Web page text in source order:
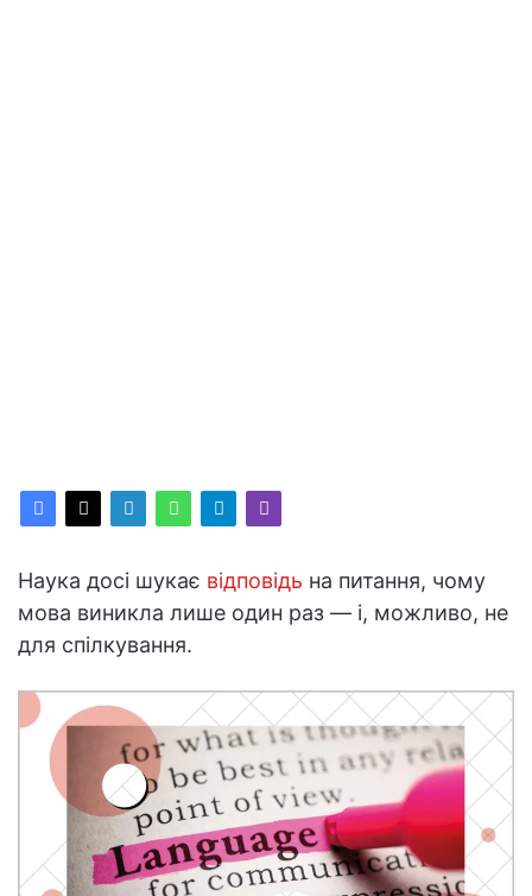
Наука досі шукає відповідь на питання, чому
мова виникла лише один раз — і, можливо, не
для спілкування.